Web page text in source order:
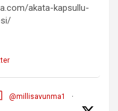
akata-kapsullu-
@millisavunma1
·